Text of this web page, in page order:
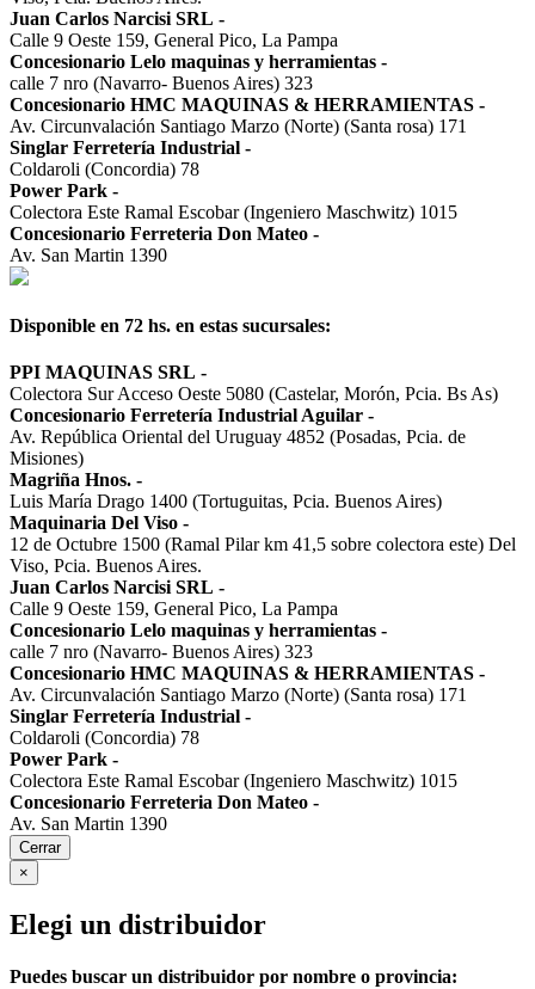
Juan Carlos Narcisi SRL -
Calle 9 Oeste 159, General Pico, La Pampa
Concesionario Lelo maquinas y herramientas -
calle 7 nro (Navarro- Buenos Aires) 323
Concesionario HMC MAQUINAS & HERRAMIENTAS -
Av. Circunvalación Santiago Marzo (Norte) (Santa rosa) 171
Singlar Ferretería Industrial -
Coldaroli (Concordia) 78
Power Park -
Colectora Este Ramal Escobar (Ingeniero Maschwitz) 1015
Concesionario Ferreteria Don Mateo -
Av. San Martin 1390
Disponible en 72 hs. en estas sucursales:
PPI MAQUINAS SRL -
Colectora Sur Acceso Oeste 5080 (Castelar, Morón, Pcia. Bs As)
Concesionario Ferretería Industrial Aguilar -
Av. República Oriental del Uruguay 4852 (Posadas, Pcia. de
Misiones)
Magriña Hnos. -
Luis María Drago 1400 (Tortuguitas, Pcia. Buenos Aires)
Maquinaria Del Viso -
12 de Octubre 1500 (Ramal Pilar km 41,5 sobre colectora este) Del
Viso, Pcia. Buenos Aires.
Juan Carlos Narcisi SRL -
Calle 9 Oeste 159, General Pico, La Pampa
Concesionario Lelo maquinas y herramientas -
calle 7 nro (Navarro- Buenos Aires) 323
Concesionario HMC MAQUINAS & HERRAMIENTAS -
Av. Circunvalación Santiago Marzo (Norte) (Santa rosa) 171
Singlar Ferretería Industrial -
Coldaroli (Concordia) 78
Power Park -
Colectora Este Ramal Escobar (Ingeniero Maschwitz) 1015
Concesionario Ferreteria Don Mateo -
Av. San Martin 1390
Cerrar
×
Elegi un distribuidor
Puedes buscar un distribuidor por nombre o provincia: